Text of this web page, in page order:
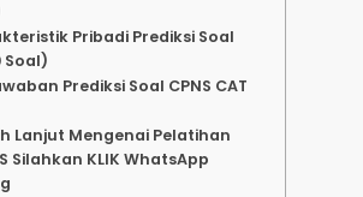
Pribadi Prediksi Soal
Soal)
Prediksi Soal CPNS CAT
Lanjut Mengenai Pelatihan
Silahkan KLIK WhatsApp